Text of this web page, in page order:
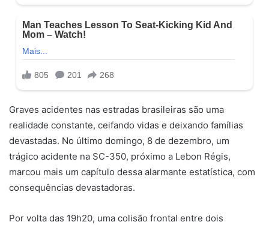
Graves acidentes nas estradas brasileiras são uma
realidade constante, ceifando vidas e deixando famílias
devastadas. No último domingo, 8 de dezembro, um
trágico acidente na SC-350, próximo a Lebon Régis,
marcou mais um capítulo dessa alarmante estatística, com
consequências devastadoras.
Por volta das 19h20, uma colisão frontal entre dois